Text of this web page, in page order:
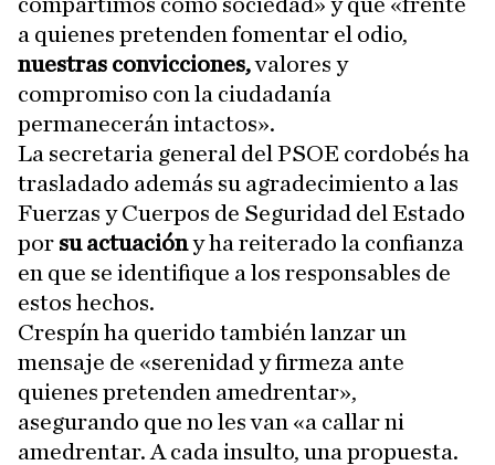
a quienes pretenden fomentar el odio,
nuestras convicciones,valores y
compromiso con la ciudadanía
permanecerán intactos».
La secretaria general del PSOE cordobés ha
trasladado además su agradecimiento a las
Fuerzas y Cuerpos de Seguridad del Estado
por su actuacióny ha reiterado la confianza
en que se identifique a los responsables de
estos hechos.
Crespín ha querido también lanzar un
mensaje de «serenidad y firmeza ante
quienes pretenden amedrentar»,
asegurando que no les van «a callar ni
amedrentar. A cada insulto, una propuesta.